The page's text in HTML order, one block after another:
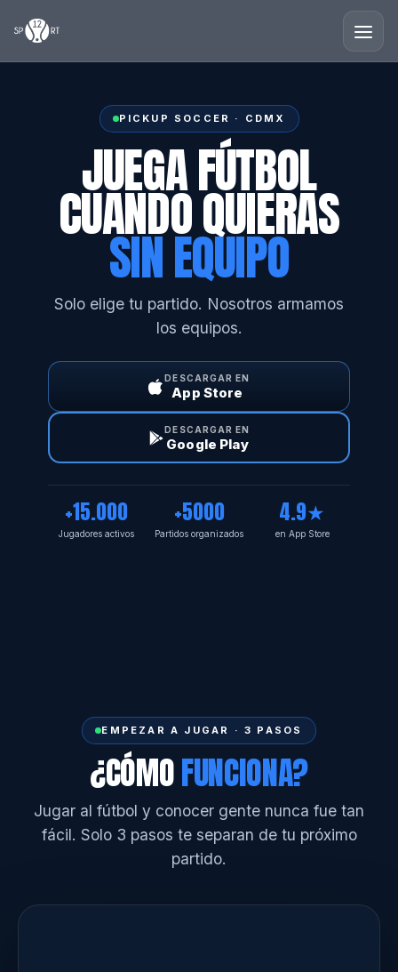
PICKUP SOCCER · CDMX
JUEGA FÚTBOL
CUANDO QUIERAS
SIN EQUIPO
Solo elige tu partido. Nosotros armamos
los equipos.
DESCARGAR EN
App Store
DESCARGAR EN
Google Play
+15.000
Jugadores activos
+5000
Partidos organizados
4.9★
en App Store
EMPEZAR A JUGAR · 3 PASOS
¿CÓMOFUNCIONA?
Jugar al fútbol y conocer gente nunca fue tan
fácil. Solo 3 pasos te separan de tu próximo
partido.